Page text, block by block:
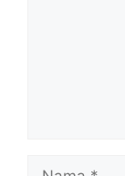
Nama